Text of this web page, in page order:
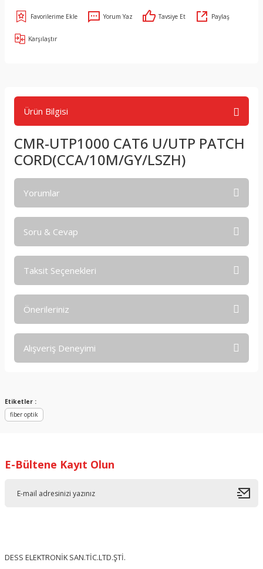
Yorum Yaz Tavsiye Et Paylaş
Karşılaştır
Ürün Bilgisi
CMR-UTP1000 CAT6 U/UTP PATCH
CORD(CCA/10M/GY/LSZH)
Yorumlar
Soru & Cevap
Ürün hakkında henüz soru sorulmamış.
Taksit Seçenekleri
Önerileriniz
Bu ürünün fiyat bilgisi, resim, ürün açıklamalarında ve diğer
konularda yetersiz gördüğünüz noktaları öneri formunu
kullanarak tarafımıza iletebilirsiniz.
Ürün resmi kalitesiz, bozuk veya görüntülenemiyor.
Ürün açıklamasında eksik bilgiler bulunuyor.
Bu ürüne benzer farklı alternatifler olmalı.
Alışveriş Deneyimi
Etiketler :
fiber optik
E-Bültene Kayıt Olun
DESS ELEKTRONİK SAN.TİC.LTD.ŞTİ.